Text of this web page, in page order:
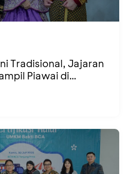
Tradisional, Jajaran
Piawai di